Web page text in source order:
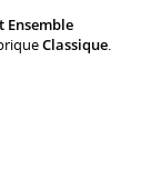
Classique.